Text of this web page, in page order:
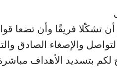
تشكّلا فريقًا وأن تضعا
والإصغاء الصادق
بتسديد الأهداف